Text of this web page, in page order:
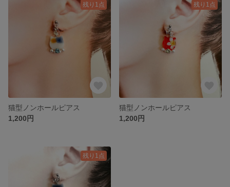
残り1点
猫型ノンホールピアス
1,200円
残り1点
猫型ノンホールピアス
1,200円
残り1点